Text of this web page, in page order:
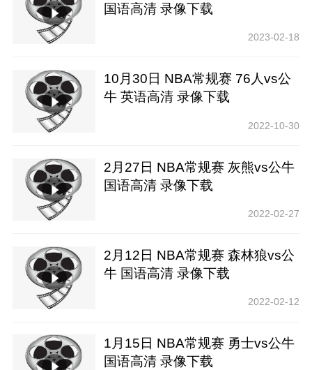
国语高清 录像下载
2023-02-18
10月30日 NBA常规赛 76人vs公
牛 英语高清 录像下载
2022-10-30
2月27日 NBA常规赛 灰熊vs公牛
国语高清 录像下载
2022-02-27
2月12日 NBA常规赛 森林狼vs公
牛 国语高清 录像下载
2022-02-12
1月15日 NBA常规赛 勇士vs公牛
国语高清 录像下载